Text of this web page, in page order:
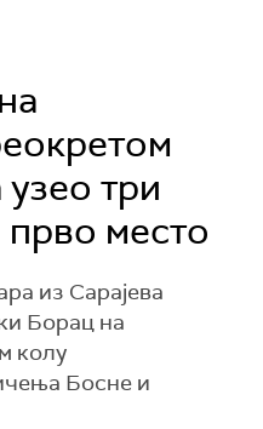
три
место
из Сарајева
Борац на
колу
Босне и